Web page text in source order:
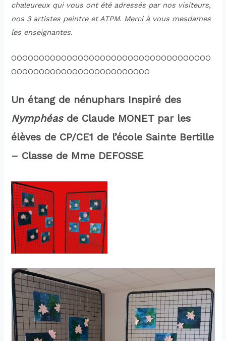
chaleureux qui vous ont été adressés par nos visiteurs,
nos 3 artistes peintre et ATPM. Merci à vous mesdames
les enseignantes.
OOOOOOOOOOOOOOOOOOOOOOOOOOOOOOOOOOOO
OOOOOOOOOOOOOOOOOOOOOOOOO
Un étang de nénuphars Inspiré des
Nymphéasde Claude MONET par les
élèves de CP/CE1 de l’école Sainte Bertille
– Classe de Mme DEFOSSE